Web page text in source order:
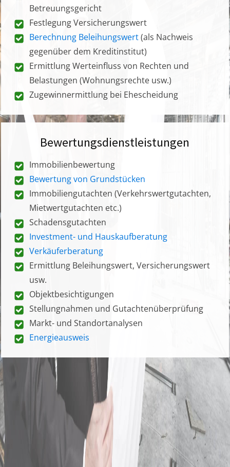
Betreuungsgericht
Festlegung Versicherungswert
Berechnung Beleihungswert(als Nachweis
gegenüber dem Kreditinstitut)
Ermittlung Werteinfluss von Rechten und
Belastungen (Wohnungsrechte usw.)
Zugewinnermittlung bei Ehescheidung
Bewertungsdienstleistungen
Immobilienbewertung
Bewertung von Grundstücken
Immobiliengutachten (Verkehrswertgutachten,
Mietwertgutachten etc.)
Schadensgutachten
Investment- und Hauskaufberatung
Verkäuferberatung
Ermittlung Beleihungswert, Versicherungswert
usw.
Objektbesichtigungen
Stellungnahmen und Gutachtenüberprüfung
Markt- und Standortanalysen
Energieausweis